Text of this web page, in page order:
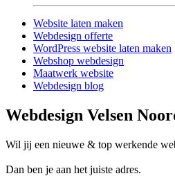
Website laten maken
Webdesign offerte
WordPress website laten maken
Webshop webdesign
Maatwerk website
Webdesign blog
Webdesign Velsen
Wil jij een nieuwe & top werkende
Dan ben je aan het juiste adres.